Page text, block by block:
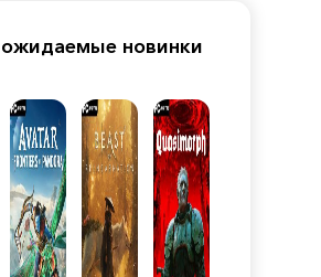
новинки